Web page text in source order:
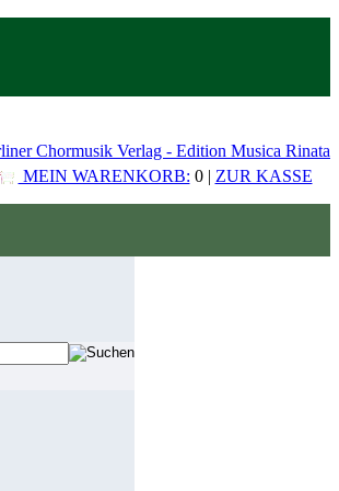
Chormusik Verlag - Edition Musica Rinata
MEIN WARENKORB: 0 | ZUR KASSE